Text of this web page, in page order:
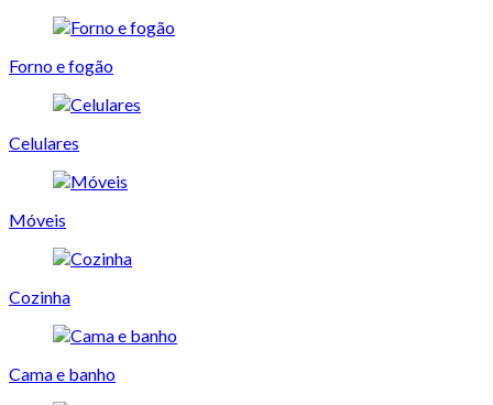
Forno e fogão
Celulares
Móveis
Cozinha
Cama e banho